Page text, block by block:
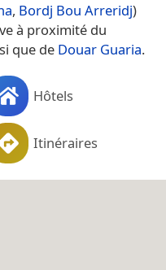
, Bordj Bou Arreridj)
à proximité du
que de Douar Guaria.
Hôtels
Itinéraires